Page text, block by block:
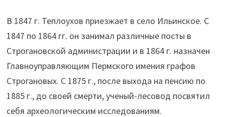
В 1847 г. Теплоухов приезжает в село Ильинское. C
1847 по 1864 гг. он занимал различные посты в
Строгановской администрации и в 1864 г. назначен
Главноуправляющим Пермского имения графов
Строгановых. С 1875 г., после выхода на пенсию по
1885 г., до своей смерти, ученый-лесовод посвятил
себя археологическим исследованиям.